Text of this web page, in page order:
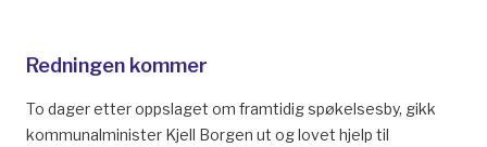
Redningen kommer
To dager etter oppslaget om framtidig spøkelsesby, gikk
kommunalminister Kjell Borgen ut og lovet hjelp til